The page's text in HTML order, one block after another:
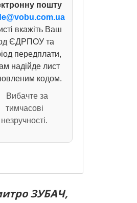
пошту
вкажіть Ваш
ЄДРПОУ та
передплати,
надійде лист
кодом.
Вибачте за
тимчасові
незручності.
ЗУБАЧ,